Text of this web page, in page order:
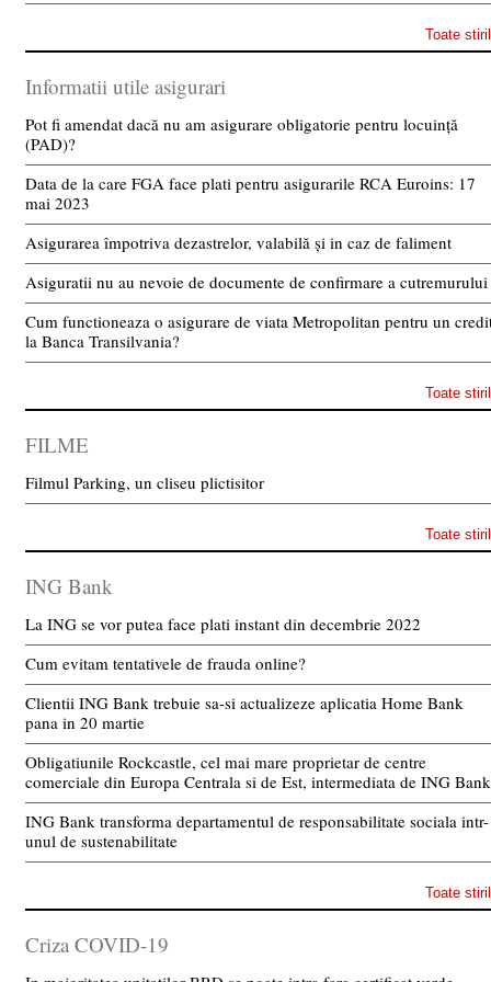
Toate
Informatii utile asigurari
Pot fi amendat dacă nu am asigurare obligatorie pentru locuință
(PAD)?
Data de la care FGA face plati pentru asigurarile RCA Euroins: 17
mai 2023
Asigurarea împotriva dezastrelor, valabilă și in caz de faliment
Asiguratii nu au nevoie de documente de confirmare a cutremurului
Cum functioneaza o asigurare de viata Metropolitan pentru un
la Banca Transilvania?
Toate
FILME
Filmul Parking, un cliseu plictisitor
Toate
ING Bank
La ING se vor putea face plati instant din decembrie 2022
Cum evitam tentativele de frauda online?
Clientii ING Bank trebuie sa-si actualizeze aplicatia Home Bank
pana in 20 martie
Obligatiunile Rockcastle, cel mai mare proprietar de centre
comerciale din Europa Centrala si de Est, intermediata de ING Bank
ING Bank transforma departamentul de responsabilitate sociala intr-
unul de sustenabilitate
Toate
Criza COVID-19